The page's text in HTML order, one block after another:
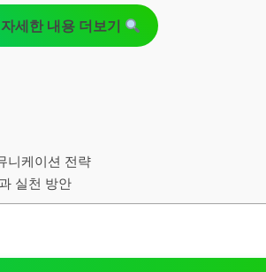
자세한 내용 더보기
니케이션 전략
실천 방안